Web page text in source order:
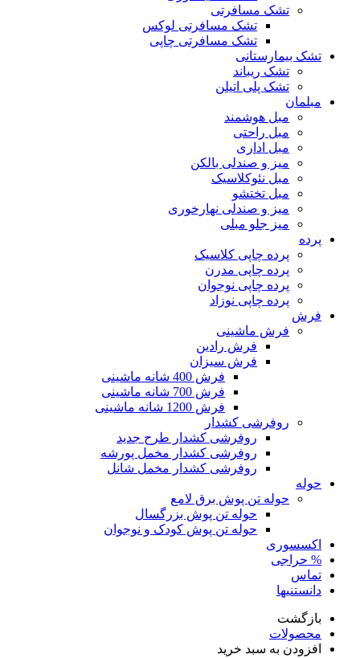
تشک مسافرتی
تشک مسافرتی لوکس
تشک مسافرتی چاپی
تشک بیمارستانی
تشک ریباند
تشک پلی اتیلن
مبلمان
مبل هوشمند
مبل راحتی
مبل اداری
میز و صندلی بالکن
مبل نئوکلاسیک
مبل تختشو
میز و صندلی نهارخوری
میز جلو مبلی
پرده
پرده چاپی کلاسیک
پرده چاپی مدرن
پرده چاپی نوجوان
پرده چاپی نوزاد
فرش
فرش ماشینی
فرش رادین
فرش سیزان
فرش 400 شانه ماشینی
فرش 700 شانه ماشینی
فرش 1200 شانه ماشینی
روفرشی کشدار
روفرشی کشدار طرح جدید
روفرشی کشدار مخمل پورشه
روفرشی کشدار مخمل شانل
حوله
حوله تن پوش برق لامع
حوله تن پوش بزرگسال
حوله تن پوش کودک و نوجوان
اکسسوری
% حراجی
تماس
دانستنیها
بازگشت
محصولات
افزودن به سبد خرید